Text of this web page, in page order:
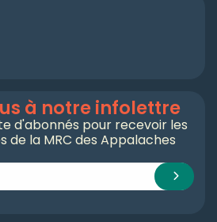
à notre infolettre
d'abonnés pour recevoir les
de la MRC des Appalaches